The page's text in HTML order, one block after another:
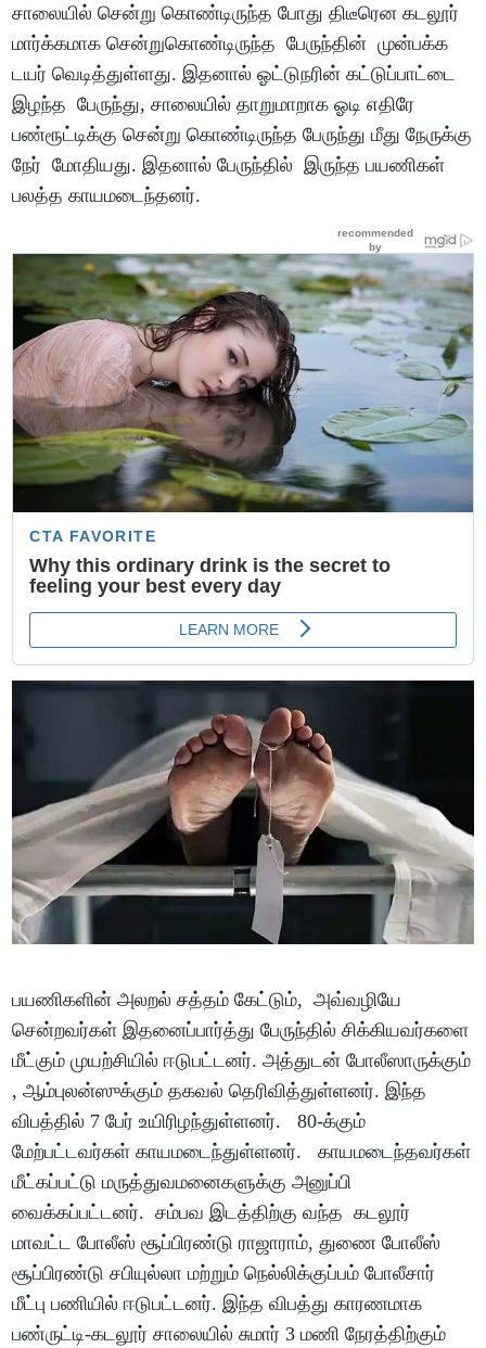
சாலையில் சென்று கொண்டிருந்த போது திடீரென கடலூர்
மார்க்கமாக சென்றுகொண்டிருந்த பேருந்தின் முன்பக்க
டயர் வெடித்துள்ளது. இதனால் ஓட்டுநரின் கட்டுப்பாட்டை
இழந்த பேருந்து, சாலையில் தாறுமாறாக ஓடி எதிரே
பண்ரூட்டிக்கு சென்று கொண்டிருந்த பேருந்து மீது நேருக்கு
நேர் மோதியது. இதனால் பேருந்தில் இருந்த பயணிகள்
பலத்த காயமடைந்தனர்.
பயணிகளின் அலறல் சத்தம் கேட்டும், அவ்வழியே
சென்றவர்கள் இதனைப்பார்த்து பேருந்தில் சிக்கியவர்களை
மீட்கும் முயற்சியில் ஈடுபட்டனர். அத்துடன் போலீஸாருக்கும்
, ஆம்புலன்ஸுக்கும் தகவல் தெரிவித்துள்ளனர். இந்த
விபத்தில் 7 பேர் உயிரிழந்துள்ளனர். 80-க்கும்
மேற்பட்டவர்கள் காயமடைந்துள்ளனர். காயமடைந்தவர்கள்
மீட்கப்பட்டு மருத்துவமனைகளுக்கு அனுப்பி
வைக்கப்பட்டனர். சம்பவ இடத்திற்கு வந்த கடலூர்
மாவட்ட போலீஸ் சூப்பிரண்டு ராஜாராம், துணை போலீஸ்
சூப்பிரண்டு சபியுல்லா மற்றும் நெல்லிக்குப்பம் போலீசார்
மீட்பு பணியில் ஈடுபட்டனர். இந்த விபத்து காரணமாக
பண்ருட்டி-கடலூர் சாலையில் சுமார் 3 மணி நேரத்திற்கும்